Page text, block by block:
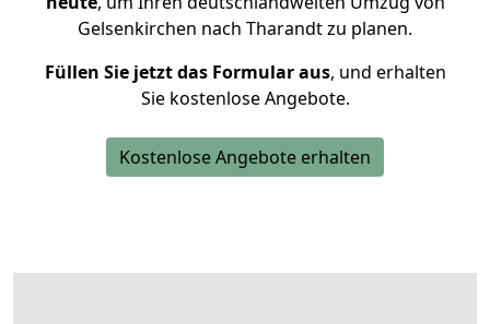
Gelsenkirchen nach Tharandt zu planen.
Füllen Sie jetzt das Formular aus, und erhalten
Sie kostenlose Angebote.
Kostenlose Angebote erhalten